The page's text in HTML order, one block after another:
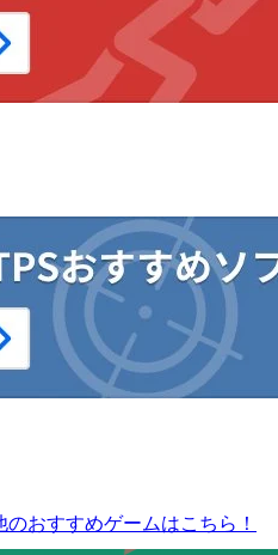
おすすめゲームはこちら！